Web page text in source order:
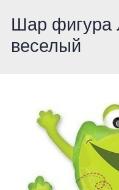
Шар фигура
веселый